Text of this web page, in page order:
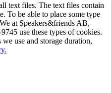
text files. The text files contain
To be able to place some type
at Speakers&friends AB,
use these types of cookies.
use and storage duration,